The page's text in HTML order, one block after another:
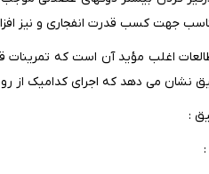
جهت کسب قدرت انفجاری و نیز
اغلب مؤید آن است که
نشان می دهد که اجرای کدامیک از